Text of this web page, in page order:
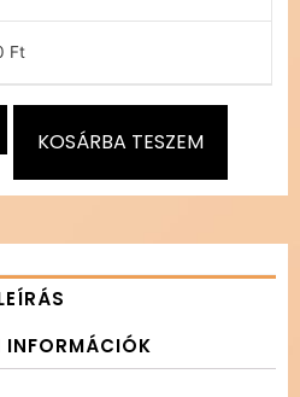
Ft
KOSÁRBA TESZEM